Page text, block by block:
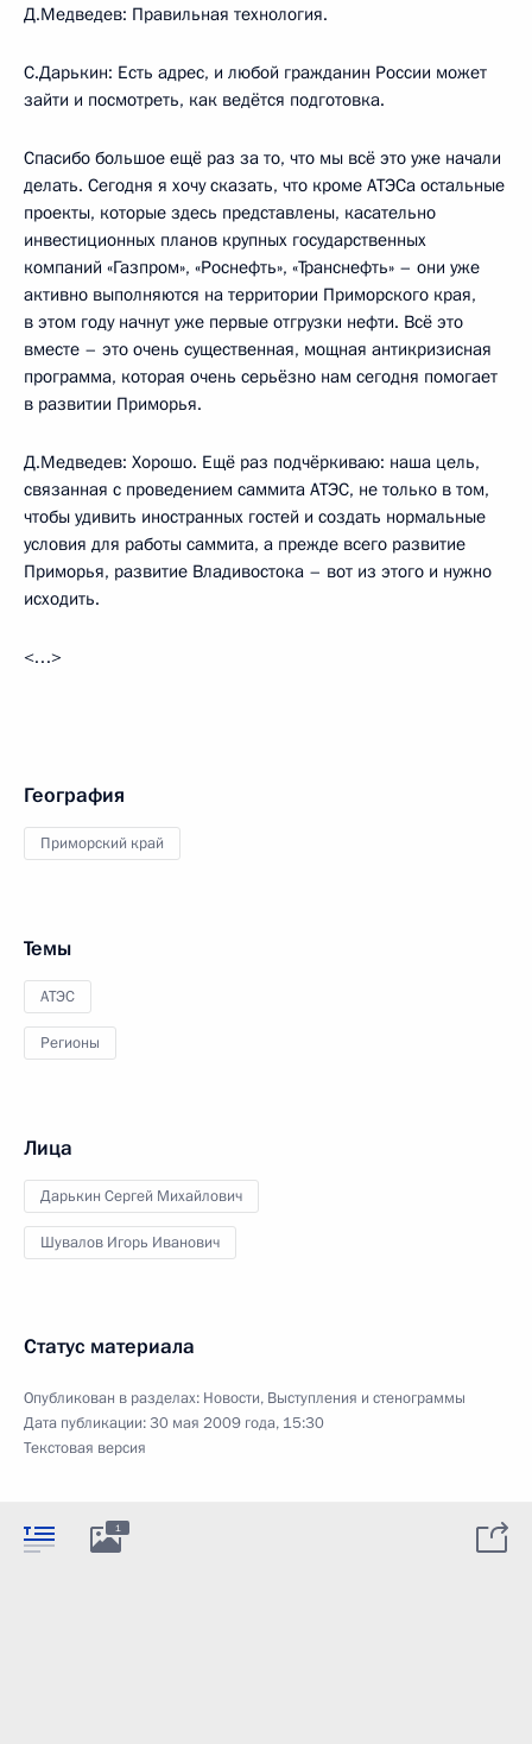
Д.Медведев: Правильная технология.
С.Дарькин: Есть адрес, и любой гражданин России может
зайти и посмотреть, как ведётся подготовка.
Спасибо большое ещё раз за то, что мы всё это уже начали
делать. Сегодня я хочу сказать, что кроме АТЭСа остальные
проекты, которые здесь представлены, касательно
инвестиционных планов крупных государственных
компаний «Газпром», «Роснефть», «Транснефть» – они уже
активно выполняются на территории Приморского края,
в этом году начнут уже первые отгрузки нефти. Всё это
вместе – это очень существенная, мощная антикризисная
программа, которая очень серьёзно нам сегодня помогает
в развитии Приморья.
Д.Медведев: Хорошо. Ещё раз подчёркиваю: наша цель,
связанная с проведением саммита АТЭС, не только в том,
чтобы удивить иностранных гостей и создать нормальные
условия для работы саммита, а прежде всего развитие
Приморья, развитие Владивостока – вот из этого и нужно
исходить.
<…>
География
Приморский край
Темы
АТЭС
Регионы
Лица
Дарькин Сергей Михайлович
Шувалов Игорь Иванович
Статус материала
Опубликован в разделах: Новости, Выступления и стенограммы
Дата публикации:30 мая 2009 года, 15:30
Текстовая версия
1